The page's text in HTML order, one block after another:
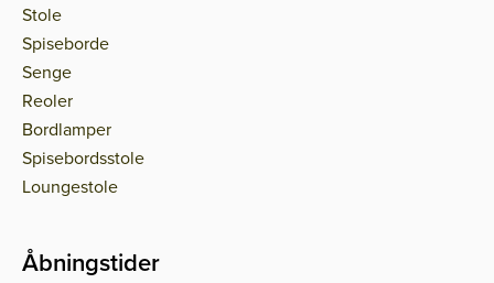
Stole
Spiseborde
Senge
Reoler
Bordlamper
Spisebordsstole
Loungestole
Åbningstider